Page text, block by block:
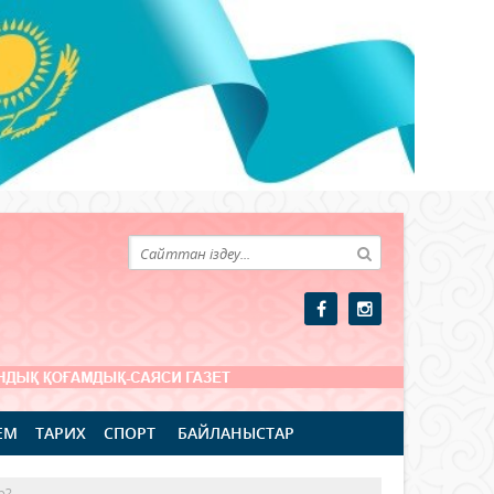
ТАРИХ СПОРТ БАЙЛАНЫСТАР